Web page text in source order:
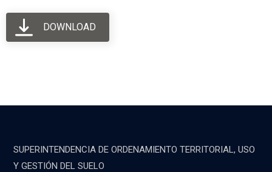
DOWNLOAD
SUPERINTENDENCIA DE ORDENAMIENTO TERRITORIAL, USO
Y GESTIÓN DEL SUELO